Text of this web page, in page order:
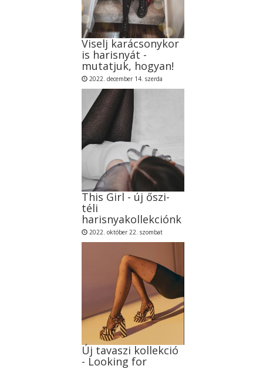
Viselj karácsonykor
is harisnyát -
mutatjuk, hogyan!
2022. december 14. szerda
This Girl - új őszi-
téli
harisnyakollekciónk
2022. október 22. szombat
Új tavaszi kollekció
- Looking for